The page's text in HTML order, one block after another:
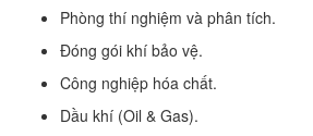
Phòng thí nghiệm và phân tích.
Đóng gói khí bảo vệ.
Công nghiệp hóa chất.
Dầu khí (Oil & Gas).